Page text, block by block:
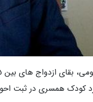
کودک همسری در ثبت